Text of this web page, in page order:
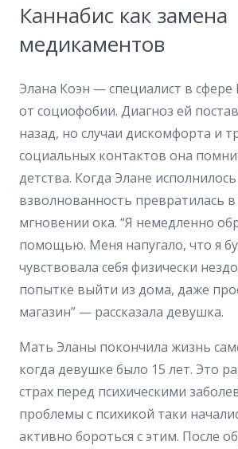
Каннабис как замена
медикаментов
Элана Коэн — специалист в сфере
от социофобии. Диагноз ей
назад, но случаи дискомфорта и
социальных контактов она
детства. Когда Элане исполнилось
взволнованность превратилась
мгновении ока. “Я немедленно
помощью. Меня напугало, что я
чувствовала себя физически
попытке выйти из дома, даже
магазин” — рассказала девушка.
Мать Эланы покончила жизнь
когда девушке было 15 лет. Это
страх перед психическими
проблемы с психикой таки
активно бороться с этим. После